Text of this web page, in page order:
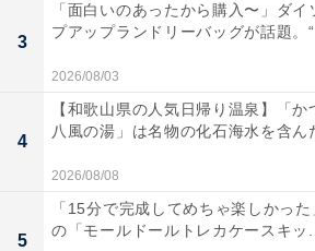
「小美玉温泉 湯～GO！」の口コ
「小美玉温泉 湯～GO！」には以下
せられています。
自由に使える仮眠室や大広間もあ
ごすことができました
3
「面白いのあったから購入〜」ダイ
プアップランドリーバッグが話題。“
2026/08/03
4
【和歌山県の人気日帰り温泉】「か
八風の湯」は名物の化石海水を含ん
2026/08/08
5
「15分で完成してめちゃ楽しかっ
の「モールドールトレカケースキッ...